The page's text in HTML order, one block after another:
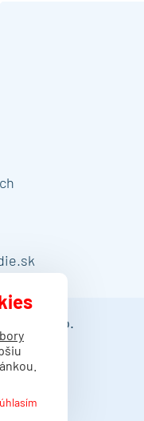
s.r.o.